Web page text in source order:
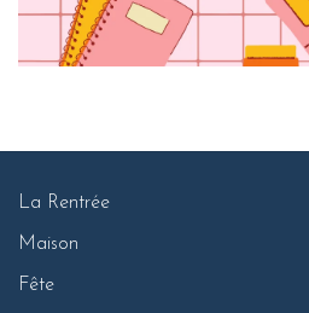
La Rentrée
Maison
Fête